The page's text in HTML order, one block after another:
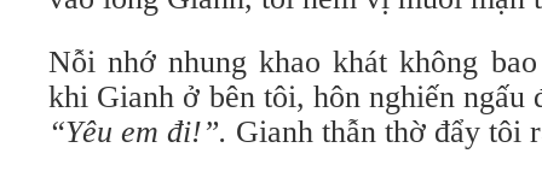
Nỗi nhớ nhung khao khát không
khi Gianh ở bên tôi, hôn nghiến ngấu
“Yêu em đi!”. Gianh thẫn thờ đẩy tôi